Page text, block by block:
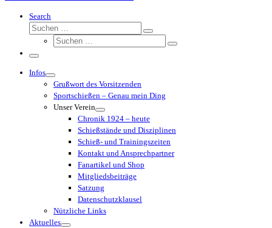
Search
Suche
Suchen …
Suche
Suchen …
Menü
Infos
Grußwort des Vorsitzenden
Sportschießen – Genau mein Ding
Unser Verein
Chronik 1924 – heute
Schießstände und Disziplinen
Schieß- und Trainingszeiten
Kontakt und Ansprechpartner
Fanartikel und Shop
Mitgliedsbeiträge
Satzung
Datenschutzklausel
Nützliche Links
Aktuelles